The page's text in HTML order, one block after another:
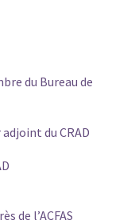
du Bureau de
du CRAD
de l’ACFAS